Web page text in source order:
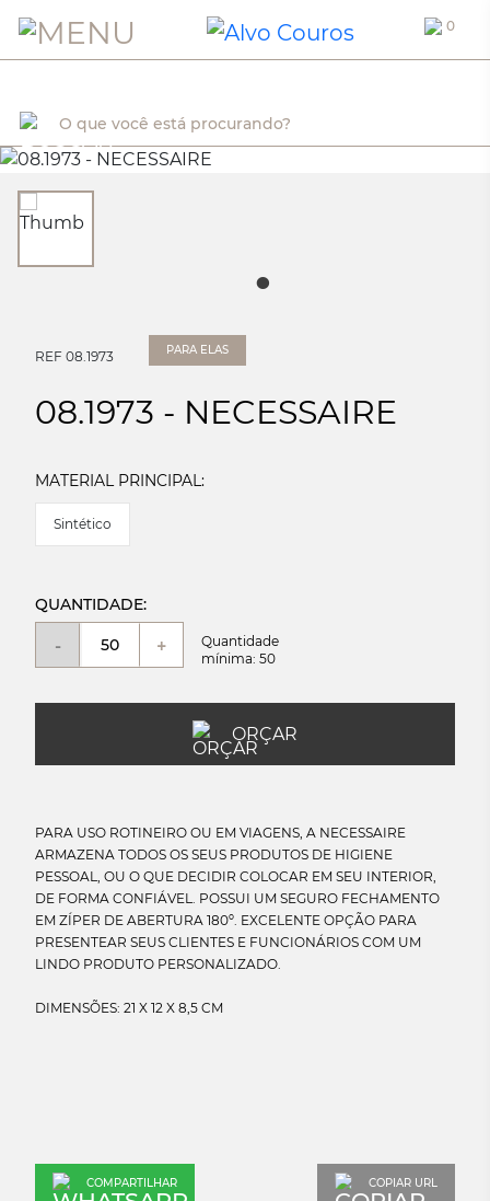
0
REF 08.1973 PARA ELAS
08.1973 - NECESSAIRE
MATERIAL PRINCIPAL:
Sintético
QUANTIDADE:
- +
Quantidade
mínima: 50
ORÇAR
PARA USO ROTINEIRO OU EM VIAGENS, A NECESSAIRE
ARMAZENA TODOS OS SEUS PRODUTOS DE HIGIENE
PESSOAL, OU O QUE DECIDIR COLOCAR EM SEU INTERIOR,
DE FORMA CONFIÁVEL. POSSUI UM SEGURO FECHAMENTO
EM ZÍPER DE ABERTURA 180º. EXCELENTE OPÇÃO PARA
PRESENTEAR SEUS CLIENTES E FUNCIONÁRIOS COM UM
LINDO PRODUTO PERSONALIZADO.
COMPARTILHAR COPIAR URL